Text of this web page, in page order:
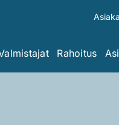
Rahoitus